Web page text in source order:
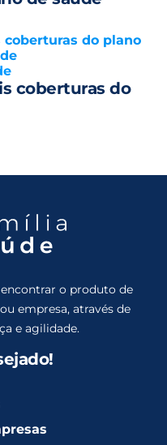
coberturas do
o produto de
empresa, através de
e agilidade.